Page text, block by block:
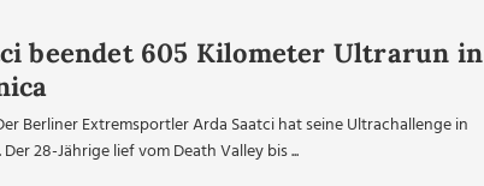
beendet 605 Kilometer Ultrarun in
Berliner Extremsportler Arda Saatci hat seine Ultrachallenge in
28-Jährige lief vom Death Valley bis ...